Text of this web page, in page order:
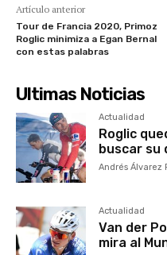
Artículo anterior
Tour de Francia 2020, Primoz
Roglic minimiza a Egan Bernal
con estas palabras
Ultimas Noticias
Actualidad
Roglic
buscar su
Andrés Álvarez
Actualidad
Van der
mira al